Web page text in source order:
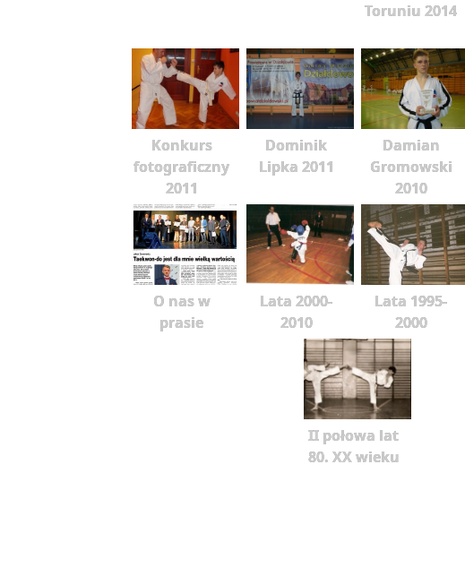
Toruniu 2014
Konkurs
fotograficzny
2011
Dominik
Lipka 2011
Damian
Gromowski
2010
O nas w
prasie
Lata 2000-
2010
Lata 1995-
2000
II połowa lat
80. XX wieku